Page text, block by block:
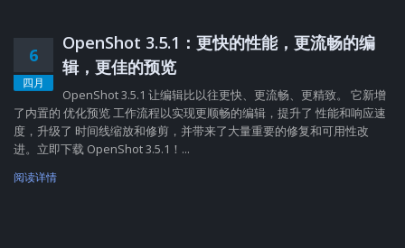
6
四月
OpenShot 3.5.1：更快的性能，更流畅的编
辑，更佳的预览
OpenShot 3.5.1 让编辑比以往更快、更流畅、更精致。 它新增
了内置的 优化预览 工作流程以实现更顺畅的编辑，提升了 性能和响应速
度，升级了 时间线缩放和修剪，并带来了大量重要的修复和可用性改
进。立即下载 OpenShot 3.5.1！...
阅读详情